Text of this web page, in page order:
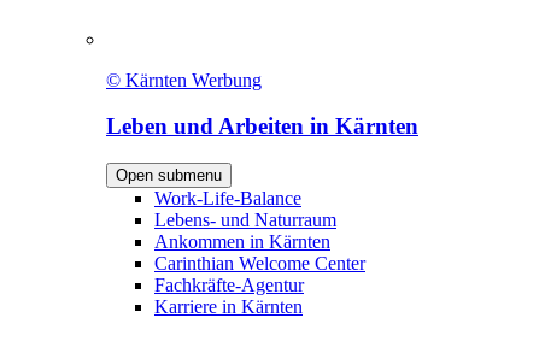
© Kärnten Werbung
Leben und Arbeiten in Kärnten
Open submenu
Work-Life-Balance
Lebens- und Naturraum
Ankommen in Kärnten
Carinthian Welcome Center
Fachkräfte-Agentur
Karriere in Kärnten